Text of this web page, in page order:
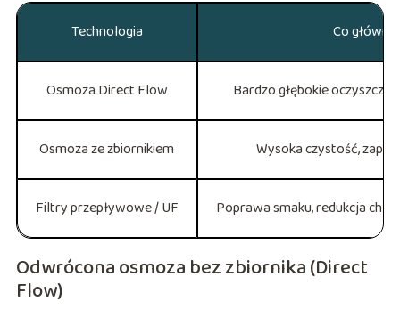
Technologia Co
Osmoza Direct Flow Bardzo głębokie
Osmoza ze zbiornikiem Wysoka czystość,
Filtry przepływowe / UF Poprawa smaku, redukcja
Odwrócona osmoza bez zbiornika (Direct
Flow)